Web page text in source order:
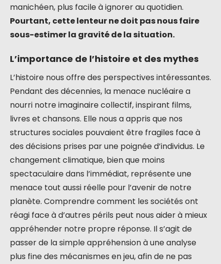
manichéen, plus facile à ignorer au quotidien.
Pourtant, cette lenteur ne doit pas nous faire
sous-estimer la gravité de la situation.
L’importance de l’histoire et des mythes
L’histoire nous offre des perspectives intéressantes.
Pendant des décennies, la menace nucléaire a
nourri notre imaginaire collectif, inspirant films,
livres et chansons. Elle nous a appris que nos
structures sociales pouvaient être fragiles face à
des décisions prises par une poignée d’individus. Le
changement climatique, bien que moins
spectaculaire dans l’immédiat, représente une
menace tout aussi réelle pour l’avenir de notre
planète. Comprendre comment les sociétés ont
réagi face à d’autres périls peut nous aider à mieux
appréhender notre propre réponse. Il s’agit de
passer de la simple appréhension à une analyse
plus fine des mécanismes en jeu, afin de ne pas